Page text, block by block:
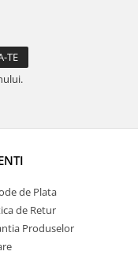
de Plata
de Retur
Produselor